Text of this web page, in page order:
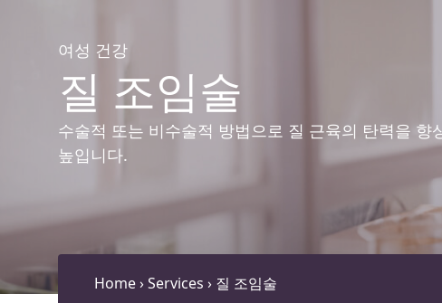
여성 건강
질 조임술
수술적 또는 비수술적 방법으로 질 근육의 탄력을
높입니다.
Home›Services › 질 조임술